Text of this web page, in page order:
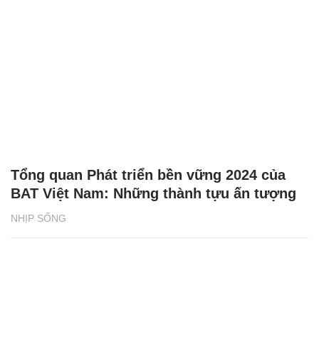
NHỊP SỐNG
Tổng quan Phát triển bền vững 2024 của
BAT Việt Nam: Những thành tựu ấn tượng